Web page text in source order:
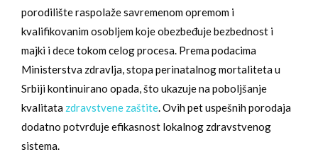
porodilište raspolaže savremenom opremom i
kvalifikovanim osobljem koje obezbeđuje bezbednost i
majki i dece tokom celog procesa. Prema podacima
Ministerstva zdravlja, stopa perinatalnog mortaliteta u
Srbiji kontinuirano opada, što ukazuje na poboljšanje
kvalitata zdravstvene zaštite. Ovih pet uspešnih porodaja
dodatno potvrđuje efikasnost lokalnog zdravstvenog
sistema.